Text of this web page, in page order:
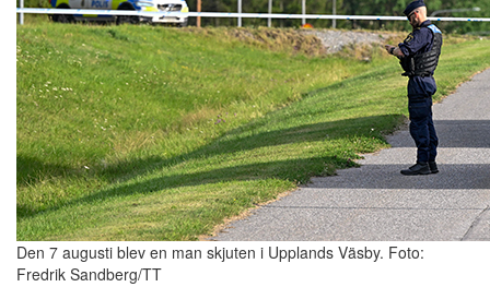
Den 7 augusti blev en man skjuten i Upplands Väsby. Foto:
Fredrik Sandberg/TT